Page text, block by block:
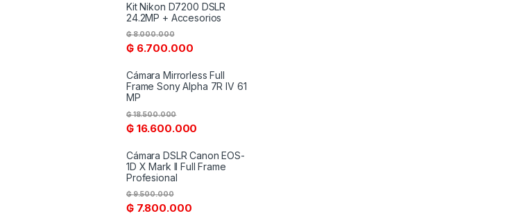
Kit Nikon D7200 DSLR
24.2MP + Accesorios
₲6.700.000
₲8.000.000
Cámara Mirrorless Full
Frame Sony Alpha 7R IV 61
MP
₲16.600.000
₲18.500.000
Cámara DSLR Canon EOS-
1D X Mark II Full Frame
Profesional
₲7.800.000
₲9.500.000